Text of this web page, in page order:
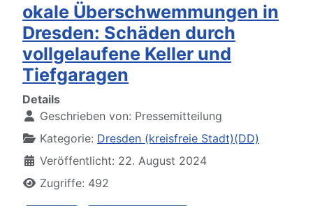
okale Überschwemmungen in
Dresden: Schäden durch
vollgelaufene Keller und
Tiefgaragen
Details
Geschrieben von: Pressemitteilung
Kategorie: Dresden (kreisfreie Stadt)(DD)
Veröffentlicht: 22. August 2024
Zugriffe: 492